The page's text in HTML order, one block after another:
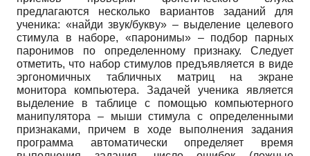
предлагаются несколько вариантов заданий для
ученика: «найди звук/букву» – выделение целевого
стимула в наборе, «паронимы» – подбор парных
паронимов по определенному признаку. Следует
отметить, что набор стимулов предъявляется в виде
эргономичных табличных матриц на экране
монитора компьютера. Задачей ученика является
выделение в таблице с помощью компьютерного
манипулятора – мыши стимула с определенными
признаками, причем в ходе выполнения задания
программа автоматически определяет время